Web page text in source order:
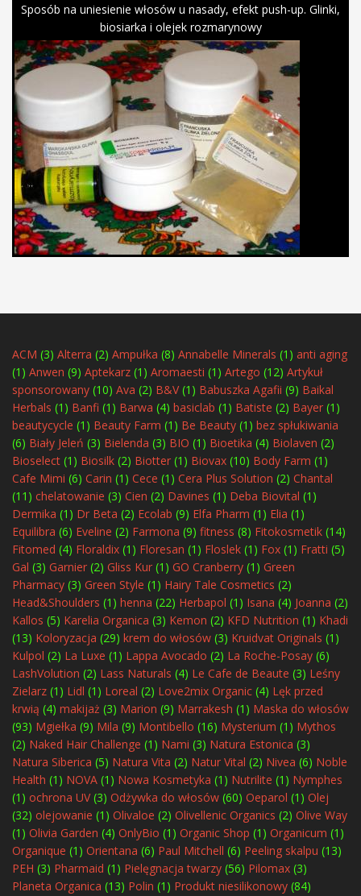
Sposób na uniesienie włosów u nasady, efekt push-up. Glinki,
biosiarka i olejek rozmarynowy
ACM (3) Alterra (2) Ampułka (8) Annabelle Minerals (1) anti aging
(1) Anwen (9) Aptekarz (1) Aromaesti (1) Artego (12) Artykuł
sponsorowany (10) Ava (2) B&V(1) Babuszka Agafii (9) Baikal
Herbals (1) Banfi (1) Barwa (4) basiclab (1) Batiste (2) Bayer (1)
beautycycle (1) Beauty Farm (1) Be Beauty (1) bez spłukiwania
(6) Biały Jeleń (3) Bielenda (3) BIO (1) Bioetika (4) Biolaven (2)
Bioselect (1) Biosilk (2) Biotter (1) Biovax (10) Body Farm (1)
Cafe Mimi (6) Carin (1) Cece (1) Cera Plus Solution (2) Chantal
(11) chelatowanie (3) Cien (2) Davines (1) Deba Biovital (1)
Dermika (1) Dr Beta (2) Ecolab (9) Elfa Pharm (1) Elia (1)
Equilibra (6) Eveline (2) Farmona (9) fitness (8) Fitokosmetik (14)
Fitomed (4) Floraldix (1) Floresan (1) Floslek (1) Fox (1) Fratti (5)
Gal (3) Garnier (2) Gliss Kur (1) GO Cranberry (1) Green
Pharmacy (3) Green Style (1) Hairy Tale Cosmetics (2)
Head&Shoulders (1) henna (22) Herbapol (1) Isana (4) Joanna (2)
Kallos (5) Karelia Organica (3) Kemon (2) KFD Nutrition (1) Khadi
(13) Koloryzacja (29) krem do włosów (3) Kruidvat Originals (1)
Kulpol (2) La Luxe (1) Lappa Avocado (2) La Roche-Posay (6)
LashVolution (2) Lass Naturals (4) Le Cafe de Beaute (3) Leśny
Zielarz (1) Lidl (1) Loreal (2) Love2mix Organic (4) Lęk przed
krwią (4) makijaż (3) Marion (9) Marrakesh (1) Maska do włosów
(93) Mgiełka (9) Mila (9) Montibello (16) Mysterium (1) Mythos
(2) Naked Hair Challenge (1) Nami (3) Natura Estonica (3)
Natura Siberica (5) Natura Vita (2) Natur Vital (2) Nivea (6) Noble
Health (1) NOVA (1) Nowa Kosmetyka (1) Nutrilite (1) Nymphes
(1) ochrona UV(3) Odżywka do włosów (60) Oeparol (1) Olej
(32) olejowanie (1) Olivaloe (2) Olivellenic Organics (2) Olive Way
(1) Olivia Garden (4) OnlyBio (1) Organic Shop (1) Organicum (1)
Organique (1) Orientana (6) Paul Mitchell (6) Peeling skalpu (13)
PEH (3) Pharmaid (1) Pielęgnacja twarzy (56) Pilomax (3)
Planeta Organica (13) Polin (1) Produkt niesilikonowy (84)